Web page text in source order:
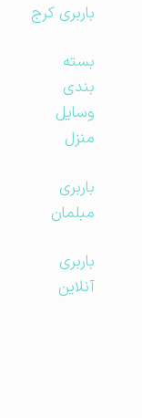
باربری کرج
بسته
بندی
وسایل
منزل
باربری
مبلمان
باربری
آنلاین